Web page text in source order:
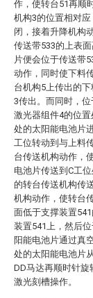
作，使转台51再顺
机构3的位置相对
闭，接着升降机构
传送带533的上表
片便会位于传送带
动作，同时使下料
台机构5上传出的
3传出。而同时，
激光器组件4的位
处的太阳能电池片
工位转动到与上料
台传送机构动作，
电池片传送到C工
的转台传送机构传
机构动作，使转台
面低于支撑装置
装置541上，然后
阳能电池片通过真
处的太阳能电池片
DD马达再顺时针旋
激光刻槽操作。